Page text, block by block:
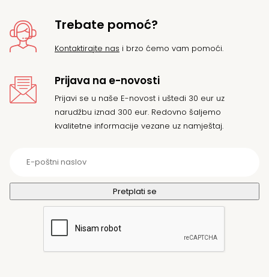
Trebate pomoć?
Kontaktirajte nas i brzo ćemo vam pomoći.
Prijava na e-novosti
Prijavi se u naše E-novost i uštedi 30 eur uz
narudžbu iznad 300 eur. Redovno šaljemo
kvalitetne informacije vezane uz namještaj.